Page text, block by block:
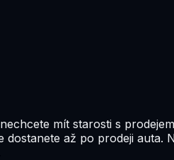
mít starosti s
až po prodeji auta.